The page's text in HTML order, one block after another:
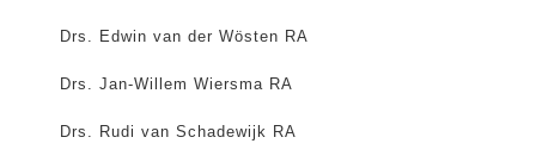
Drs. Edwin van der Wösten RA
Drs. Jan-Willem Wiersma RA
Drs. Rudi van Schadewijk RA